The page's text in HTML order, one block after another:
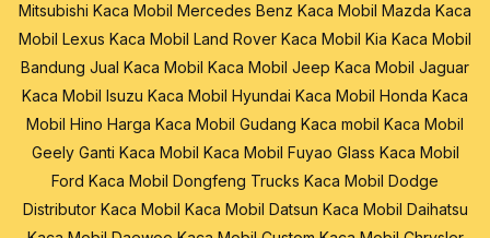
Mitsubishi Kaca Mobil Mercedes Benz Kaca Mobil Mazda Kaca
Mobil Lexus Kaca Mobil Land Rover Kaca Mobil Kia Kaca Mobil
Bandung Jual Kaca Mobil Kaca Mobil Jeep Kaca Mobil Jaguar
Kaca Mobil Isuzu Kaca Mobil Hyundai Kaca Mobil Honda Kaca
Mobil Hino Harga Kaca Mobil Gudang Kaca mobil Kaca Mobil
Geely Ganti Kaca Mobil Kaca Mobil Fuyao Glass Kaca Mobil
Ford Kaca Mobil Dongfeng Trucks Kaca Mobil Dodge
Distributor Kaca Mobil Kaca Mobil Datsun Kaca Mobil Daihatsu